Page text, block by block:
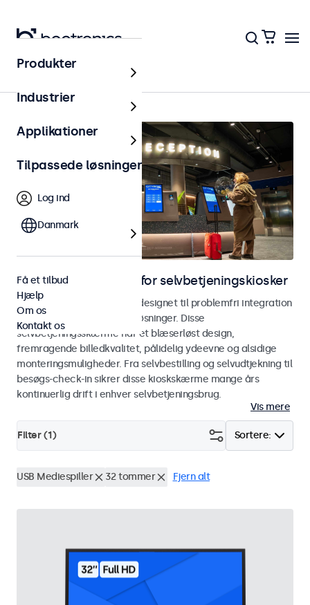
Hjem
Skærme til løsninger for selvbetjeningskiosker
Skærme og touchskærme designet til problemfri integration
i kiosker og selvbetjeningsløsninger. Disse
selvbetjeningsskærme har et blæserløst design,
fremragende billedkvalitet, pålidelig ydeevne og alsidige
monteringsmuligheder. Fra selvbestilling og selvudtjekning til
besøgs-check-in sikrer disse kioskskærme mange års
kontinuerlig drift i enhver selvbetjeningsbrug.
Vis mere
Sortere:
Filter (1)
USB Mediespiller 32 tommer Fjern alt
Produkter
Industrier
Applikationer
Tilpassede løsninger
Log ind
Danmark
Få et tilbud
Hjælp
Om os
Kontakt os